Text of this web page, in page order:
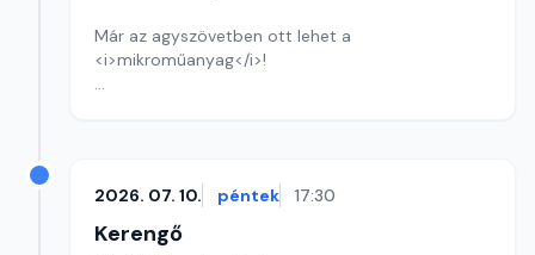
Már az agyszövetben ott lehet a
<i>mikroműanyag</i>!
2026. 07. 10. péntek 17:30
Kerengő